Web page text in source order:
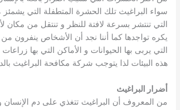
سواء البراغيث تلك الحشرة المتطفلة التي
التي تنتشر بسرعة لافتة للنظر و تنتقل من مكان
يكره تواجدها كما أننا نجد أن الأشخاص ينفرون من
التي يربى بها الحيوانات و الأماكن التي بها
هذه البيئات لذا يتوجب شركة مكافحة البراغيث
أضرار البراغيث
من المعروف أن البراغيث تتغذي على دم